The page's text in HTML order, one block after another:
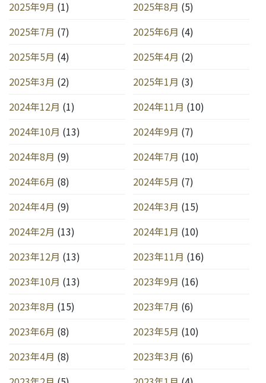
2025年9月 (1) 2025年8月 (5)
2025年7月 (7) 2025年6月 (4)
2025年5月 (4) 2025年4月 (2)
2025年3月 (2) 2025年1月 (3)
2024年12月 (1) 2024年11月 (10)
2024年10月 (13) 2024年9月 (7)
2024年8月 (9) 2024年7月 (10)
2024年6月 (8) 2024年5月 (7)
2024年4月 (9) 2024年3月 (15)
2024年2月 (13) 2024年1月 (10)
2023年12月 (13) 2023年11月 (16)
2023年10月 (13) 2023年9月 (16)
2023年8月 (15) 2023年7月 (6)
2023年6月 (8) 2023年5月 (10)
2023年4月 (8) 2023年3月 (6)